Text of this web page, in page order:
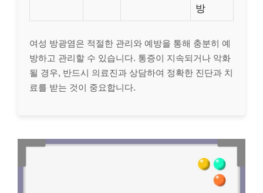
방
여성 방광염은 적절한 관리와 예방을 통해 충분히 예
방하고 관리할 수 있습니다. 통증이 지속되거나 악화
될 경우, 반드시 의료진과 상담하여 정확한 진단과 치
료를 받는 것이 중요합니다.